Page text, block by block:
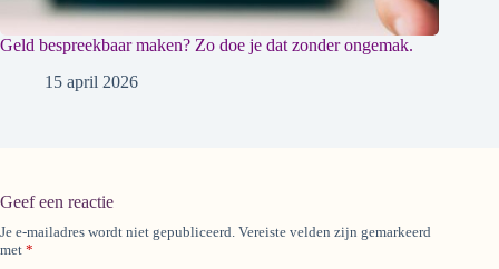
Geld bespreekbaar maken? Zo doe je dat zonder ongemak.
15 april 2026
Geef een reactie
Je e-mailadres wordt niet gepubliceerd. Vereiste velden zijn gemarkeerd
met *
A
l